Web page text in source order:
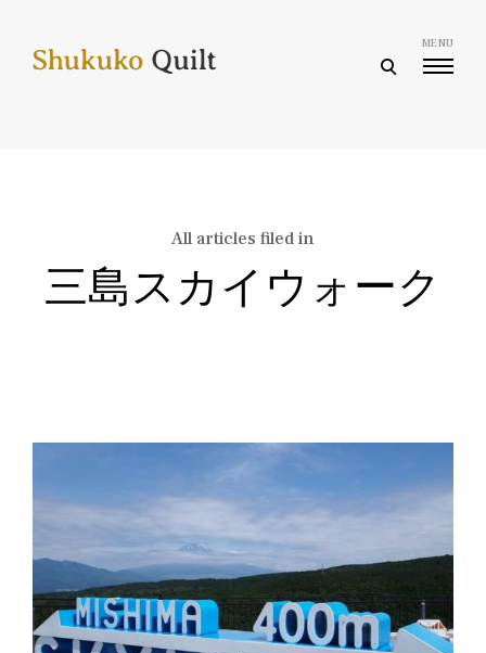
content
open
MENU
All articles filed in
三島スカイウォーク